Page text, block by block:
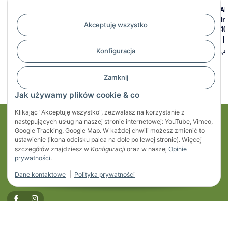
Akceptuję wszystko
Konfiguracja
Zamknij
Jak używamy plików cookie & co
Klikając "Akceptuję wszystko", zezwalasz na korzystanie z
następujących usług na naszej stronie internetowej: YouTube, Vimeo,
Google Tracking, Google Map. W każdej chwili możesz zmienić to
ustawienie (ikona odcisku palca na dole po lewej stronie). Więcej
szczegółów znajdziesz w Konfiguracji oraz w naszej Opinie
prywatności.
Dane kontaktowe Polityka prywatności
hydrauliczny dwustronny
30/50 mm, skok 800 mm, 220
bar | 702/800
923,62 zł
30/50 mm, skok 1000 mm,
220 bar | 702/1000
1.042,75 zł
25/
Moje konto
Regulaminy